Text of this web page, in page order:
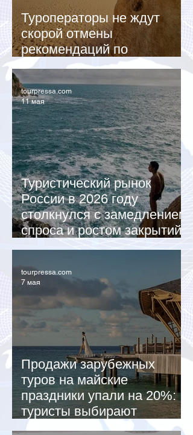
Туроператоры не ждут
скорой отмены
рекомендаций по
Ближнему Востоку
Туристический рынок
России в 2026 году
столкнулся с замедлением
спроса и ростом закрытий
агентств
tourpressa.com
11 мая
Продажи зарубежных
туров на майские
праздники упали на 20%:
туристы выбирают
бюджетные направления
tourpressa.com
7 мая